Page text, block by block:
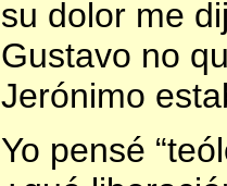
su dolor me
Gustavo no
Jerónimo
Yo pensé